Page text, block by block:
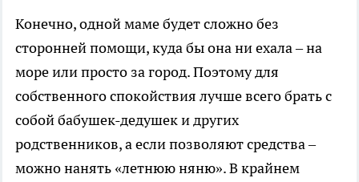
Конечно, одной маме будет сложно без
сторонней помощи, куда бы она ни ехала – на
море или просто за город. Поэтому для
собственного спокойствия лучше всего брать с
собой бабушек-дедушек и других
родственников, а если позволяют средства –
можно нанять «летнюю няню». В крайнем